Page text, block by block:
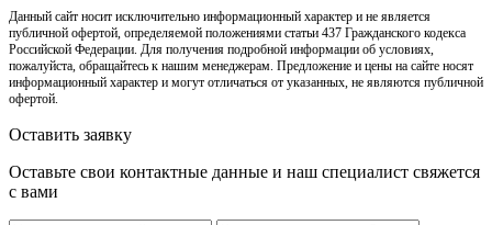
Данный сайт носит исключительно информационный характер и не является
публичной офертой, определяемой положениями статьи 437 Гражданского кодекса
Российской Федерации. Для получения подробной информации об условиях,
пожалуйста, обращайтесь к нашим менеджерам. Предложение и цены на сайте носят
информационный характер и могут отличаться от указанных, не являются публичной
офертой.
Оставить заявку
Оставьте свои контактные данные и наш специалист свяжется
с вами